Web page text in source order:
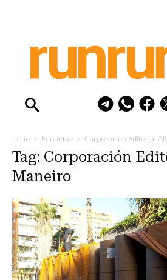
Inicio Etiquetas Corporación Editorial
Tag: Corporación
Maneiro